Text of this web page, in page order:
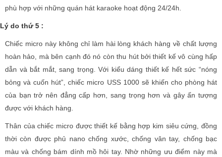
phù hợp với những quán hát karaoke hoạt động 24/24h.
Lý do thứ 5 :
Chiếc micro này không chỉ làm hài lòng khách hàng về chất lượng
hoàn hảo, mà bên cạnh đó nó còn thu hút bởi thiết kế vô cùng hấp
dẫn và bắt mắt, sang trọng. Với kiểu dáng thiết kế hết sức “nóng
bỏng và cuốn hút”, chiếc micro USS 1000 sẽ khiến cho phòng hát
của bạn trở nên đẳng cấp hơn, sang trọng hơn và gây ấn tượng
được với khách hàng.
Thân của chiếc micro được thiết kế bằng hợp kim siêu cứng, đồng
thời còn được phủ nano chống xước, chống vân tay, chống bạc
màu và chống bám dính mồ hôi tay. Nhờ những ưu điểm này mà